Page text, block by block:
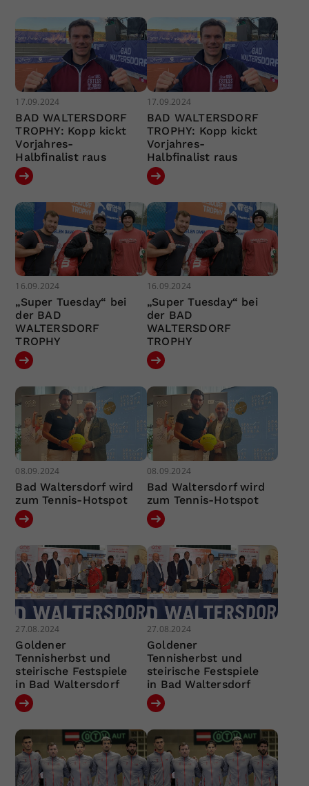
17.09.2024
BAD WALTERSDORF
TROPHY: Kopp kickt
Vorjahres-
Halbfinalist raus
17.09.2024
BAD WALTERSDORF
TROPHY: Kopp kickt
Vorjahres-
Halbfinalist raus
16.09.2024
„Super Tuesday“ bei
der BAD
WALTERSDORF
TROPHY
16.09.2024
„Super Tuesday“ bei
der BAD
WALTERSDORF
TROPHY
08.09.2024
Bad Waltersdorf wird
zum Tennis-Hotspot
08.09.2024
Bad Waltersdorf wird
zum Tennis-Hotspot
27.08.2024
Goldener
Tennisherbst und
steirische Festspiele
in Bad Waltersdorf
27.08.2024
Goldener
Tennisherbst und
steirische Festspiele
in Bad Waltersdorf